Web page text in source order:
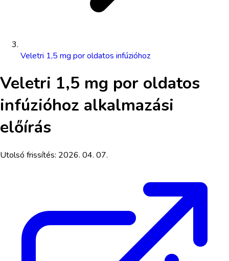
Veletri 1,5 mg por oldatos infúzióhoz
Veletri 1,5 mg por oldatos
infúzióhoz alkalmazási
előírás
Utolsó frissítés: 2026. 04. 07.